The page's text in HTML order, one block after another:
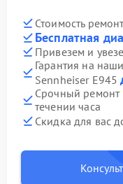
Стоимость
Бесплатная
Привезем и
Гарантия на
Sennheiser E945
Срочный ремонт
течении часа
Скидка для вас